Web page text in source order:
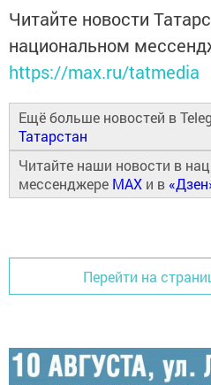
Читайте новости
национальном
https://max.ru/tatmedia
Ещё больше новостей в
Татарстан
Читайте наши новости в
мессенджере MAX и в
Перейти на